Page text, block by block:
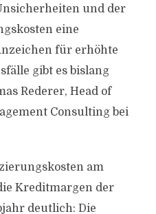
und der
eine
für erhöhte
gibt es bislang
Rederer, Head of
Consulting bei
am
Kreditmargen der
deutlich: Die